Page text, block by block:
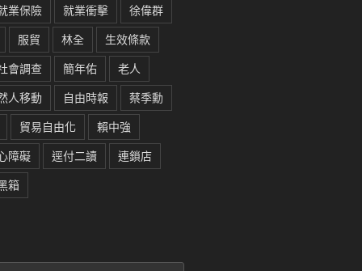
業保險
就業衝擊
徐偉群
服貿
林全
生效條款
會調查
簡年佑
老人
人移動
自由時報
蔡季勳
貿易自由化
賴中強
障礙
逕付二讀
連鎖店
箱